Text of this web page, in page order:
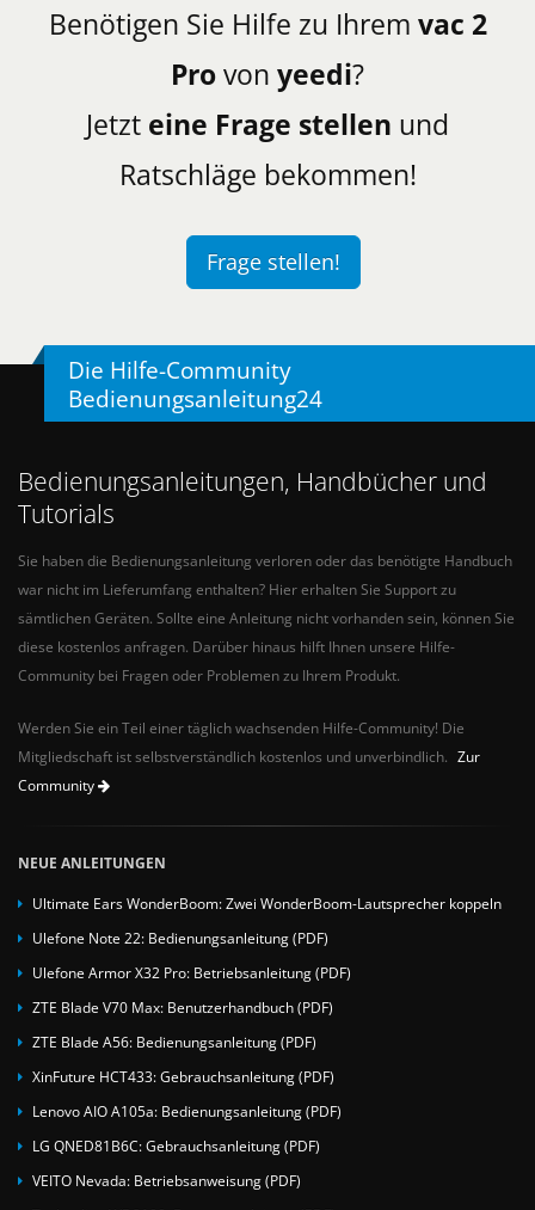
Benötigen Sie Hilfe zu Ihrem vac 2
Provon yeedi?
Jetzt eine Frage stellen und
Ratschläge bekommen!
Frage stellen!
Die Hilfe-Community
Bedienungsanleitung24
Bedienungsanleitungen, Handbücher und
Tutorials
Sie haben die Bedienungsanleitung verloren oder das benötigte Handbuch
war nicht im Lieferumfang enthalten? Hier erhalten Sie Support zu
sämtlichen Geräten. Sollte eine Anleitung nicht vorhanden sein, können Sie
diese kostenlos anfragen. Darüber hinaus hilft Ihnen unsere Hilfe-
Community bei Fragen oder Problemen zu Ihrem Produkt.
Werden Sie ein Teil einer täglich wachsenden Hilfe-Community! Die
Mitgliedschaft ist selbstverständlich kostenlos und unverbindlich. Zur
Community
NEUE ANLEITUNGEN
Ultimate Ears WonderBoom: Zwei WonderBoom-Lautsprecher koppeln
Ulefone Note 22: Bedienungsanleitung (PDF)
Ulefone Armor X32 Pro: Betriebsanleitung (PDF)
ZTE Blade V70 Max: Benutzerhandbuch (PDF)
ZTE Blade A56: Bedienungsanleitung (PDF)
XinFuture HCT433: Gebrauchsanleitung (PDF)
Lenovo AIO A105a: Bedienungsanleitung (PDF)
LG QNED81B6C: Gebrauchsanleitung (PDF)
VEITO Nevada: Betriebsanweisung (PDF)